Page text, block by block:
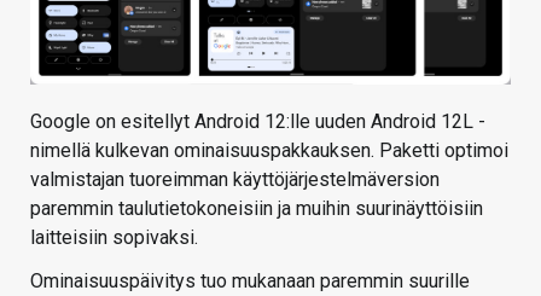
Google on esitellyt Android 12:lle uuden Android 12L -
nimellä kulkevan ominaisuuspakkauksen. Paketti optimoi
valmistajan tuoreimman käyttöjärjestelmäversion
paremmin taulutietokoneisiin ja muihin suurinäyttöisiin
laitteisiin sopivaksi.
Ominaisuuspäivitys tuo mukanaan paremmin suurille